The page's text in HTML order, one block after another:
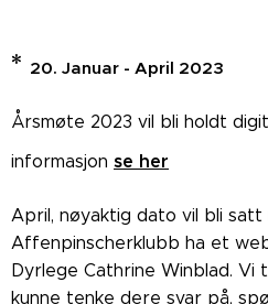
* 20. Januar - April 2023
Årsmøte 2023 vil bli holdt
informasjon se her
April, nøyaktig dato vil bli satt
Affenpinscherklubb ha et
Dyrlege Cathrine Winblad. Vi
kunne tenke dere svar på,